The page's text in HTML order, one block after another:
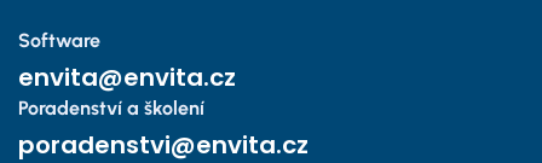
Software
envita@envita.cz
Poradenství a školení
poradenstvi@envita.cz